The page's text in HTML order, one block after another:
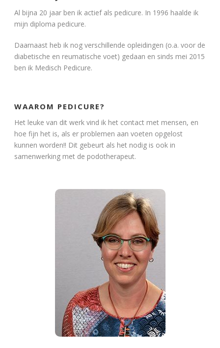
Al bijna 20 jaar ben ik actief als pedicure. In 1996 haalde ik
mijn diploma pedicure.
Daarnaast heb ik nog verschillende opleidingen (o.a. voor de
diabetische en reumatische voet) gedaan en sinds mei 2015
ben ik Medisch Pedicure.
WAAROM PEDICURE?
Het leuke van dit werk vind ik het contact met mensen, en
hoe fijn het is, als er problemen aan voeten opgelost
kunnen worden!! Dit gebeurt als het nodig is ook in
samenwerking met de podotherapeut.